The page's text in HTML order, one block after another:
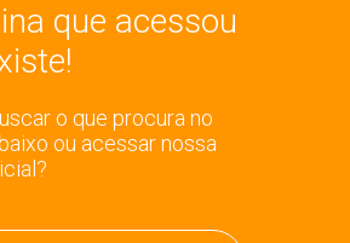
que acessou
o que procura no
ou acessar nossa